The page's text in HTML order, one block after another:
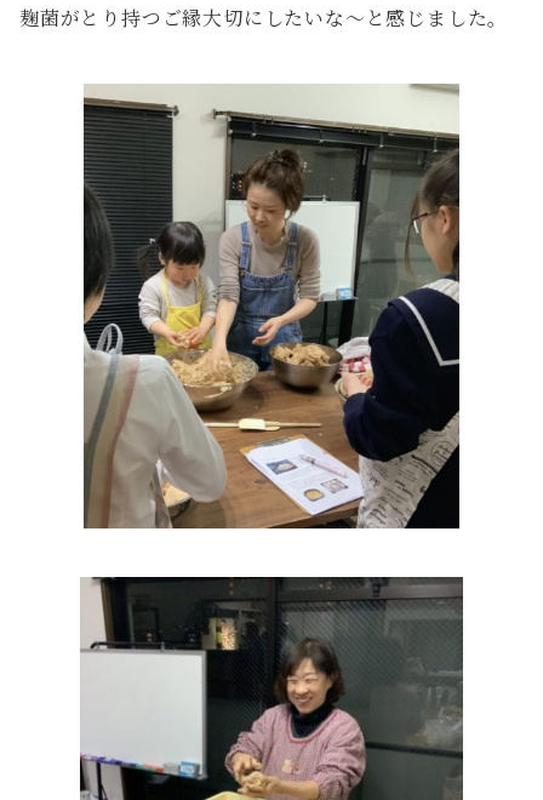
麹菌がとり持つご縁大切にしたいな〜と感じました。